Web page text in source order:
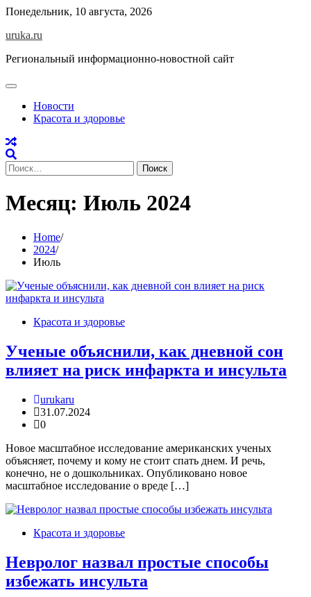
Skip
content
Понедельник, 10 августа, 2026
uruka.ru
Региональный информационно-новостной сайт
Новости
Красота и здоровье
Найти:
Месяц: Июль 2024
Home
2024
Июль
Красота и здоровье
Ученые объяснили, как дневной сон
влияет на риск инфаркта и инсульта
urukaru
31.07.2024
0
Новое масштабное исследование американских ученых
объясняет, почему и кому не стоит спать днем. И речь,
конечно, не о дошкольниках. Опубликовано новое
масштабное исследование о вреде […]
Красота и здоровье
Невролог назвал простые способы
избежать инсульта